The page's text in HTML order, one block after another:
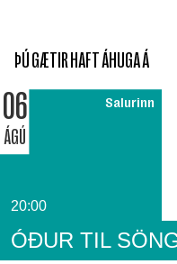
ÞÚ GÆTIR HAFT ÁHUGA Á
06
ÁGÚ
Salurinn
20:00
ÓÐUR TIL